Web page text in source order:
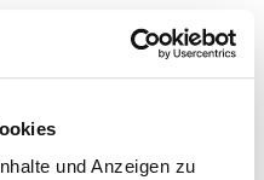
und Anzeigen zu